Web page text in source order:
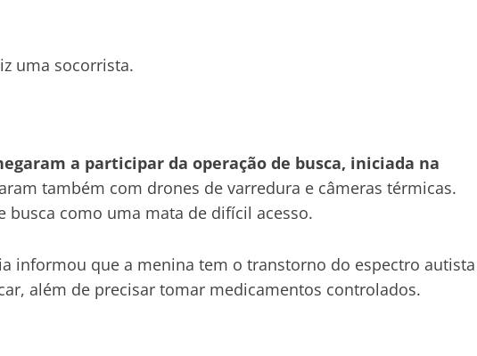
uma socorrista.
a participar da operação de busca, iniciada na
também com drones de varredura e câmeras térmicas.
busca como uma mata de difícil acesso.
informou que a menina tem o transtorno do espectro autista
além de precisar tomar medicamentos controlados.